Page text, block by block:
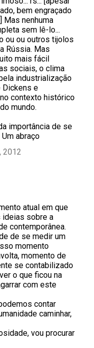
bem engraçado
Mas nenhuma
sem lê-lo...
ou ou outros tijolos
Rússia. Mas
mais fácil
sociais, o clima
industrialização
Dickens e
contexto histórico
mundo.
importância de se
abraço
2012
atual em que
ideias sobre a
contemporânea.
de se medir um
momento
momento de
se contabilizado
o que ficou na
com este
contar
caminhar,
vou procurar